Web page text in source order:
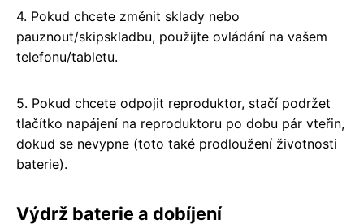
4. Pokud chcete změnit sklady nebo
pauznout/skipskladbu, použijte ovládání na vašem
telefonu/tabletu.
5. Pokud chcete odpojit reproduktor, stačí podržet
tlačítko napájení na reproduktoru po dobu pár vteřin,
dokud se nevypne (toto také prodloužení životnosti
baterie).
Výdrž baterie a dobíjení